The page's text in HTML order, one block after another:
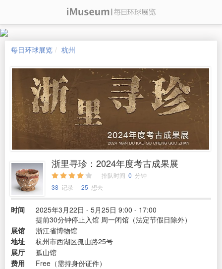
每日环球展览 杭州
浙里寻珍：2024年度考古成果展
排队时间 0 分钟
38 记录 25 想去
时间
2025年3月22日 - 5月25日 9:00 - 17:00
提前30分钟停止入馆 周一闭馆（法定节假日除外）
展馆
浙江省博物馆
地址
杭州市西湖区孤山路25号
展厅
孤山馆
费用
Free（需持身份证件）